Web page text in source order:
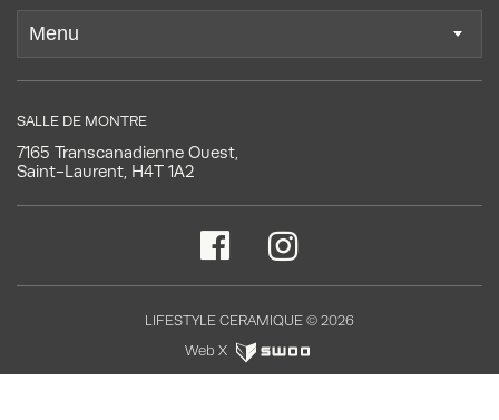
SALLE DE MONTRE
7165 Transcanadienne Ouest,
Saint-Laurent, H4T 1A2
LIFESTYLE CERAMIQUE © 2026
Web X